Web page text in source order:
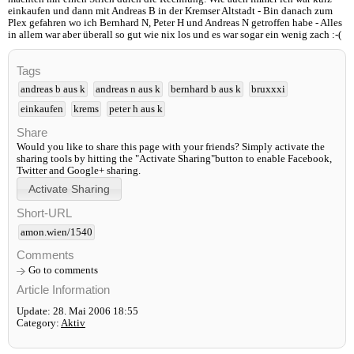
einkaufen und dann mit Andreas B in der Kremser Altstadt - Bin danach zum
Plex gefahren wo ich Bernhard N, Peter H und Andreas N getroffen habe - Alles
in allem war aber überall so gut wie nix los und es war sogar ein wenig zach :-(
Tags
andreas b aus k andreas n aus k bernhard b aus k
bruxxxi
einkaufen
krems peter h aus k
Share
Would you like to share this page with your friends? Simply activate the
sharing tools by hitting the "Activate Sharing"button to enable Facebook,
Twitter and Google+ sharing.
Short-URL
amon.wien/1540
Comments
Go to comments
Article Information
Update: 28. Mai 2006 18:55
Category: Aktiv